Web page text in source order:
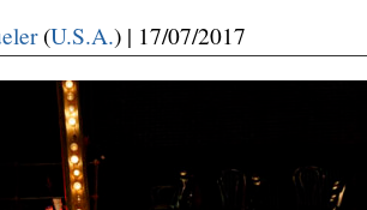
(U.S.A.) | 17/07/2017